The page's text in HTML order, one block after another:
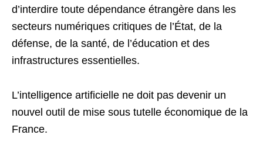
d’interdire toute dépendance étrangère dans les
secteurs numériques critiques de l’État, de la
défense, de la santé, de l’éducation et des
infrastructures essentielles.
L’intelligence artificielle ne doit pas devenir un
nouvel outil de mise sous tutelle économique de la
France.